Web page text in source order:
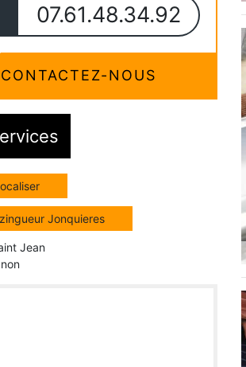
07.61.48.34.92
CONTACTEZ-NOUS
Jonquieres
Jean